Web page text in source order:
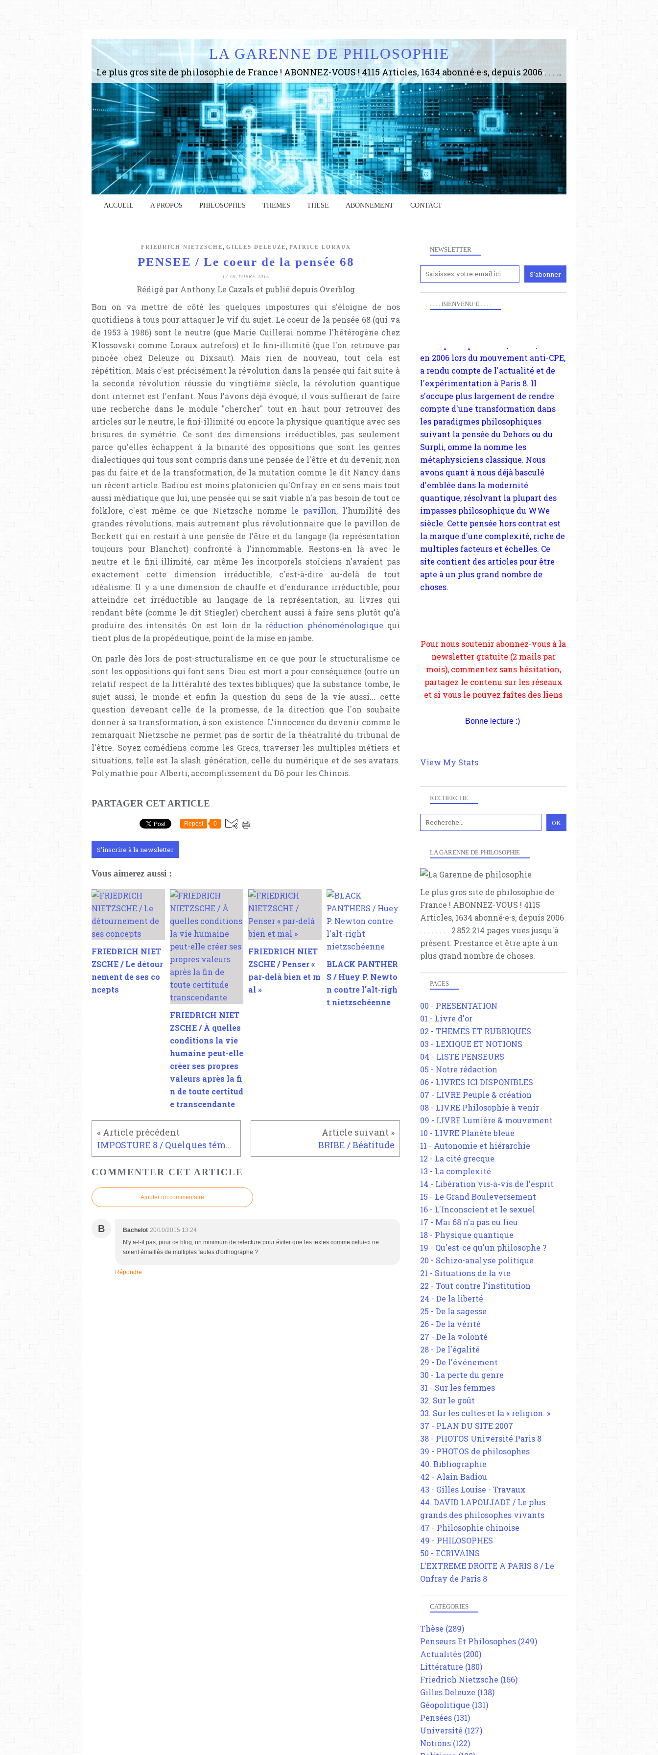
LA GARENNE DE PHILOSOPHIE
Le plus gros site de philosophie de France ! ABONNEZ-VOUS ! 4115 Articles, 1634 abonné·e·s, depuis 2006 . . . . . . . . 2 852 214 pages vues jusqu'à présent. Prestance et être apte à un plus grand nombre de choses.
ACCUEIL A PROPOS PHILOSOPHES THEMES THESE ABONNEMENT CONTACT
FRIEDRICH NIETZSCHE , GILLES DELEUZE , PATRICE LORAUX
PENSEE / Le coeur de la pensée 68
17 OCTOBRE 2015
Rédigé par Anthony Le Cazals et publié depuis Overblog
Bon on va mettre de côté les quelques impostures qui s'éloigne de nos
quotidiens à tous pour attaquer le vif du sujet. Le coeur de la pensée 68 (qui va
de 1953 à 1986) sont le neutre (que Marie Cuillerai nomme l'hétérogène chez
Klossovski comme Loraux autrefois) et le fini-illimité (que l'on retrouve par
pincée chez Deleuze ou Dixsaut). Mais rien de nouveau, tout cela est
répétition. Mais c'est précisément la révolution dans la pensée qui fait suite à
la seconde révolution réussie du vingtième siècle, la révolution quantique
dont internet est l'enfant. Nous l'avons déjà évoqué, il vous suffierait de faire
une recherche dans le module "chercher" tout en haut pour retrouver des
articles sur le neutre, le fini-illimité ou encore la physique quantique avec ses
brisures de symétrie. Ce sont des dimensions irréductibles, pas seulement
parce qu'elles échappent à la binarité des oppositions que sont les genres
dialectiques qui tous sont compris dans une pensée de l'être et du devenir, non
pas du faire et de la transformation, de la mutation comme le dit Nancy dans
un récent article. Badiou est moins platonicien qu'Onfray en ce sens mais tout
aussi médiatique que lui, une pensée qui se sait viable n'a pas besoin de tout ce
folklore, c'est même ce que Nietzsche nomme le pavillon, l'humilité des
grandes révolutions, mais autrement plus révolutionnaire que le pavillon de
Beckett qui en restait à une pensée de l'être et du langage (la représentation
toujours pour Blanchot) confronté à l'innommable. Restons-en là avec le
neutre et le fini-illimité, car même les incorporels stoïciens n'avaient pas
exactement cette dimension irréductible, c'est-à-dire au-delà de tout
idéalisme. Il y a une dimension de chauffe et d'endurance irréductible, pour
atteindre cet irréductible au langage de la représentation, au livres qui
rendant bête (comme le dit Stiegler) cherchent aussi à faire sens plutôt qu'à
produire des intensités. On est loin de la réduction phénoménologique qui
tient plus de la propédeutique, point de la mise en jambe.
On parle dès lors de post-structuralisme en ce que pour le structuralisme ce
sont les oppositions qui font sens. Dieu est mort a pour conséquence (outre un
relatif respect de la littéralité des textes bibliques) que la substance tombe, le
sujet aussi, le monde et enfin la question du sens de la vie aussi... cette
question devenant celle de la promesse, de la direction que l'on souhaite
donner à sa transformation, à son existence. L'innocence du devenir comme le
remarquait Nietzsche ne permet pas de sortir de la théatralité du tribunal de
l'être. Soyez comédiens comme les Grecs, traverser les multiples métiers et
situations, telle est la slash génération, celle du numérique et de ses avatars.
Polymathie pour Alberti, accomplissement du Dô pour les Chinois.
PARTAGER CET ARTICLE
Repost 0
S'inscrire à la newsletter
Vous aimerez aussi :
FRIEDRICH NIET
ZSCHE / Le détour
nement de ses co
ncepts
FRIEDRICH NIET
ZSCHE / À quelles
conditions la vie
humaine peut-elle
créer ses propres
valeurs après la fi
n de toute certitud
e transcendante
FRIEDRICH NIET
ZSCHE / Penser «
par-delà bien et m
al »
BLACK PANTHER
S / Huey P. Newto
n contre l'alt-righ
t nietzschéenne
IMPOSTURE 8 / Quelques témoignages sur le 11 Septembre BRIBE / Béatitude
COMMENTER CET ARTICLE
Ajouter un commentaire
B Bachelot 20/10/2015 13:24
N'y a-t-il pas, pour ce blog, un minimum de relecture pour éviter que les textes comme celui-ci ne
soient émaillés de multiples fautes d'orthographe ?
Répondre
NEWSLETTER
RECHERCHE
LA GARENNE DE PHILOSOPHIE
Le plus gros site de philosophie de
France ! ABONNEZ-VOUS ! 4115
Articles, 1634 abonné·e·s, depuis 2006
. . . . . . . . 2 852 214 pages vues jusqu'à
présent. Prestance et être apte à un
plus grand nombre de choses.
PAGES
00 - PRESENTATION
01 - Livre d'or
02 - THEMES ET RUBRIQUES
03 - LEXIQUE ET NOTIONS
04 - LISTE PENSEURS
05 - Notre rédaction
06 - LIVRES ICI DISPONIBLES
07 - LIVRE Peuple & création
08 - LIVRE Philosophie à venir
09 - LIVRE Lumière & mouvement
10 - LIVRE Planète bleue
11 - Autonomie et hiérarchie
12 - La cité grecque
13 - La complexité
14 - Libération vis-à-vis de l'esprit
15 - Le Grand Bouleversement
16 - L'Inconscient et le sexuel
17 - Mai 68 n'a pas eu lieu
18 - Physique quantique
19 - Qu'est-ce qu'un philosophe ?
20 - Schizo-analyse politique
21 - Situations de la vie
22 - Tout contre l'institution
24 - De la liberté
25 - De la sagesse
26 - De la vérité
27 - De la volonté
28 - De l'égalité
29 - De l'événement
30 - La perte du genre
31 - Sur les femmes
32. Sur le goût
33. Sur les cultes et la « religion. »
37 - PLAN DU SITE 2007
38 - PHOTOS Université Paris 8
39 - PHOTOS de philosophes
40. Bibliographie
42 - Alain Badiou
43 - Gilles Louise - Travaux
44. DAVID LAPOUJADE / Le plus
grands des philosophes vivants
47 - Philosophie chinoise
49 - PHILOSOPHES
50 - ECRIVAINS
L'EXTREME DROITE A PARIS 8 / Le
Onfray de Paris 8
CATÉGORIES
Thèse (289)
Penseurs Et Philosophes (249)
Actualités (200)
Littérature (180)
Friedrich Nietzsche (166)
Gilles Deleuze (138)
Géopolitique (131)
Pensées (131)
Université (127)
Notions (122)
. . . . BIENVENU·E . . . .
Anciennement
www.paris8philo.com, ce site, créé
en 2006 lors du mouvement anti-CPE,
compte d'une transformation dans
les paradigmes philosophiques
suivant la pensée du Dehors ou du
Surpli, omme la nomme les
métaphysiciens classique. Nous
avons quant à nous déjà basculé
d'emblée dans la modernité
quantique, résolvant la plupart des
impasses philosophique du WWe
siècle. Cette pensée hors contrat est
la marque d'une complexité, riche de
multiples facteurs et échelles. Ce
site contient des articles pour être
apte à un plus grand nombre de
choses.
et si vous le pouvez faîtes des liens
depuis votre site.
Bonne lecture :)
View My Stats